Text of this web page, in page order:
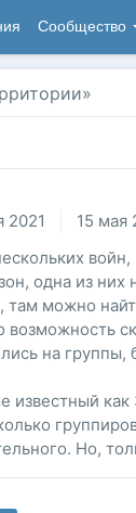
Сообщество
2021
15 мая
одна из них
там можно
на
как
Но,